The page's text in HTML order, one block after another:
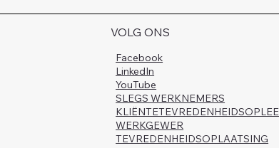
VOLG ONS
Facebook
LinkedIn
YouTube
SLEGS WERKNEMERS
KLIËNTETEVREDENHEIDSOPLEE
WERKGEWER
TEVREDENHEIDSOPLAATSING